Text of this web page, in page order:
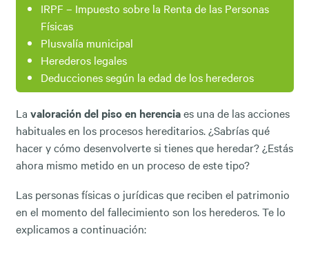
IRPF – Impuesto sobre la Renta de las Personas
Físicas
Plusvalía municipal
Herederos legales
Deducciones según la edad de los herederos
La valoración del piso en herenciaes una de las acciones
habituales en los procesos hereditarios. ¿Sabrías qué
hacer y cómo desenvolverte si tienes que heredar? ¿Estás
ahora mismo metido en un proceso de este tipo?
Las personas físicas o jurídicas que reciben el patrimonio
en el momento del fallecimiento son los herederos. Te lo
explicamos a continuación: